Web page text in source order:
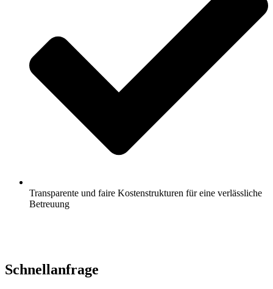
Transparente und faire Kostenstrukturen für eine verlässliche
Betreuung
Schnell­anfrage